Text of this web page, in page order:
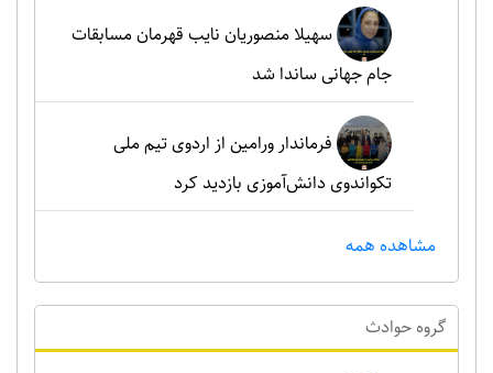
سهیلا منصوریان نایب قهرمان مسابقات
جام جهانی ساندا شد
فرماندار ورامین از اردوی تیم ملی
تکواندوی دانش‌آموزی بازدید کرد
مشاهده همه
گروه حوادث